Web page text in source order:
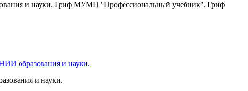
и науки. Гриф МУМЦ "Профессиональный учебник". Гриф
и науки.